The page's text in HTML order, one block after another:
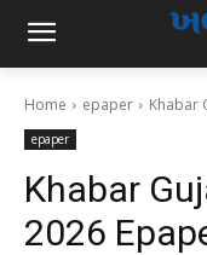
Home epaper Khabar
epaper
Khabar
2026